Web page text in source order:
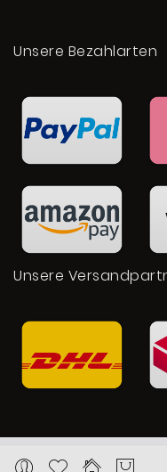
Unsere Bezahlarten
Unsere